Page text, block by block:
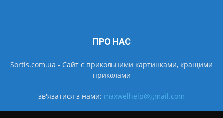
ПРО НАС
Sortis.com.ua - Cайт с прикольними картинками, кращими
приколами
зв'язатися з нами: maxwelhelp@gmail.com